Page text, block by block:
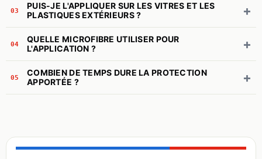
03
PUIS-JE L'APPLIQUER SUR LES VITRES ET LES
PLASTIQUES EXTÉRIEURS ?
+
04
QUELLE MICROFIBRE UTILISER POUR
L'APPLICATION ?
+
05
COMBIEN DE TEMPS DURE LA PROTECTION
APPORTÉE ?
+